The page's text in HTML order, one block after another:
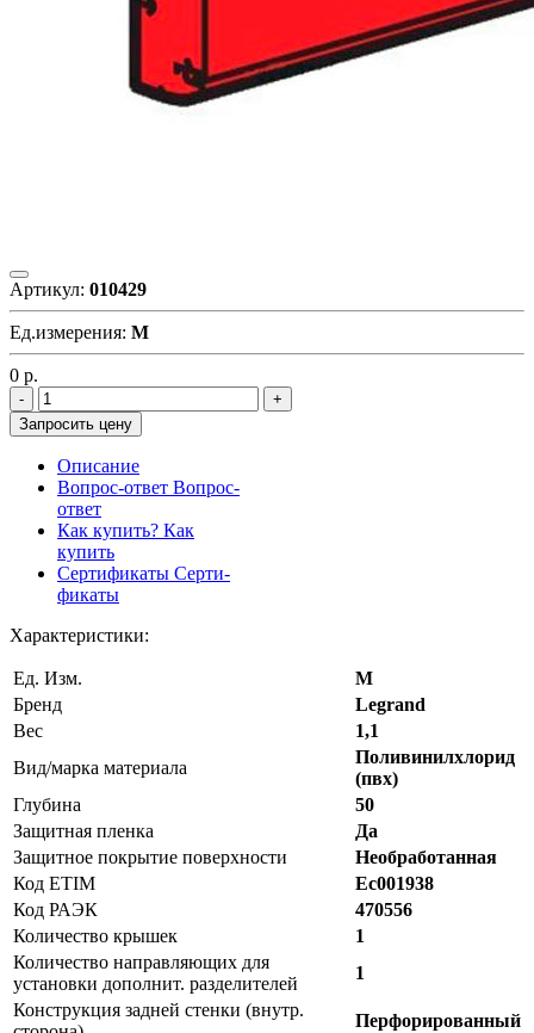
Артикул: 010429
Ед.измерения: М
0 р.
Запросить цену
Описание
Вопрос-ответ Вопрос-
ответ
Как купить? Как
купить
Сертификаты Серти-
фикаты
Характеристики:
Ед. Изм.
М
Бренд
Legrand
Вес
1,1
Вид/марка материала
Поливинилхлорид
(пвх)
Глубина
50
Защитная пленка
Да
Защитное покрытие поверхности
Необработанная
Код ETIM
Ec001938
Код РАЭК
470556
Количество крышек
1
Количество направляющих для
установки дополнит. разделителей
1
Конструкция задней стенки (внутр.
Перфорированный